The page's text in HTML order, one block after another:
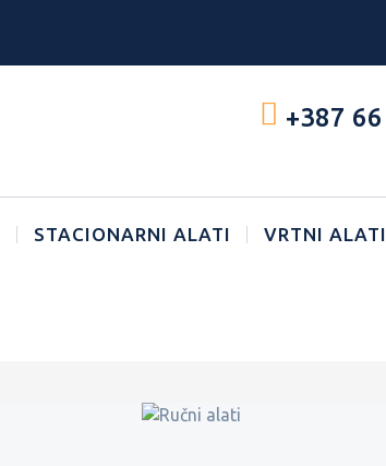
+387
STACIONARNI ALATI VRTNI ALATI